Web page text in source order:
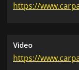
https://
Video
https://